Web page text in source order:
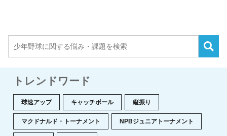
トレンドワード
球速アップ キャッチボール 縦振り
マクドナルド・トーナメント NPBジュニアトーナメント